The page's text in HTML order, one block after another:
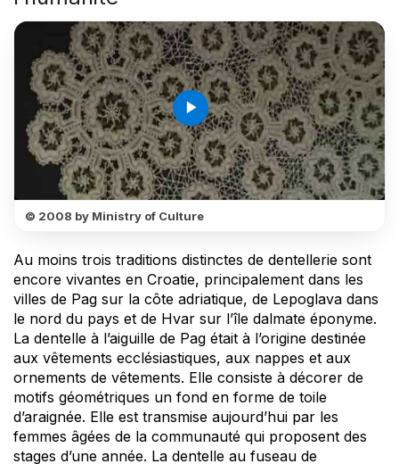
play_arrow
© 2008 by Ministry of Culture
Au moins trois traditions distinctes de dentellerie sont
encore vivantes en Croatie, principalement dans les
villes de Pag sur la côte adriatique, de Lepoglava dans
le nord du pays et de Hvar sur l’île dalmate éponyme.
La dentelle à l’aiguille de Pag était à l’origine destinée
aux vêtements ecclésiastiques, aux nappes et aux
ornements de vêtements. Elle consiste à décorer de
motifs géométriques un fond en forme de toile
d’araignée. Elle est transmise aujourd’hui par les
femmes âgées de la communauté qui proposent des
stages d’une année. La dentelle au fuseau de